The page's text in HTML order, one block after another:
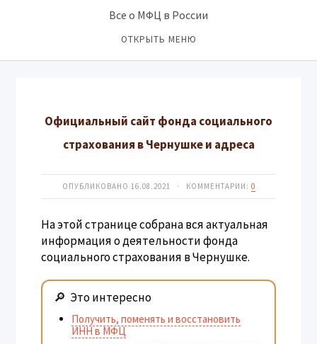
Все о МФЦ в России
ОТКРЫТЬ МЕНЮ
Официальный сайт фонда социального
страхования в Чернушке и адреса
ОПУБЛИКОВАНО 16.08.2021 · КОММЕНТАРИИ: 0
На этой странице собрана вся актуальная
информация о деятельности фонда
социального страхования в Чернушке.
Это интересно
Получить, поменять и восстановить
ИНН в МФЦ